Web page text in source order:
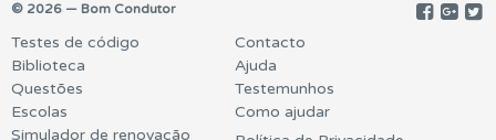
© 2026 — Bom Condutor
Testes de código
Biblioteca
Questões
Escolas
Simulador de renovação
Contacto
Ajuda
Testemunhos
Como ajudar